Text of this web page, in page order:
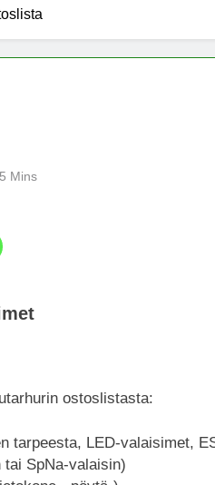
Michael J. Fox -
5 Mins
ostoslistasta:
tarpeesta, LED-valaisimet,
SpNa-valaisin)